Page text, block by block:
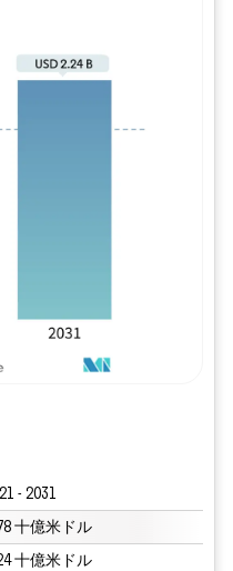
- 2031
十億米ドル
十億米ドル